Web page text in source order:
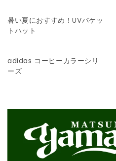
暑い夏におすすめ！UVバケッ
トハット
adidas コーヒーカラーシリ
ーズ